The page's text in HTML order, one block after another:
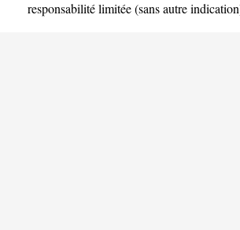
responsabilité limitée (sans autre